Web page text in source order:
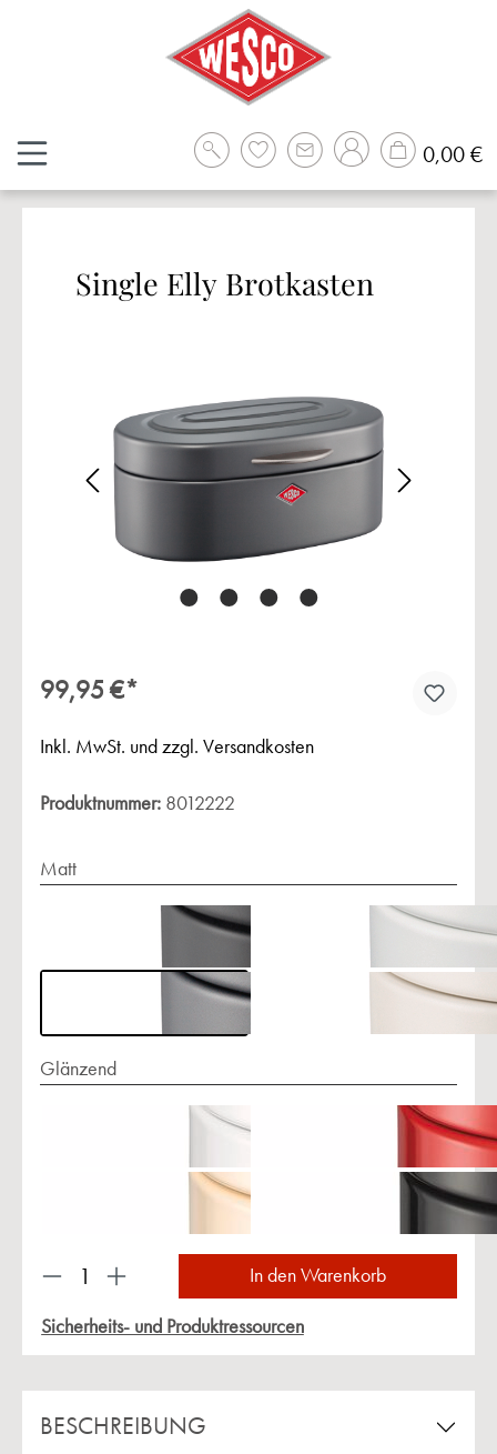
0,00 €
Single Elly Brotkasten
Bildergalerie überspringen
99,95 €*
Inkl. MwSt. und zzgl. Versandkosten
Produktnummer: 8012222
Matt
Glänzend
Produkt Anzahl: Gib den gewünschten Wert
In den Warenkorb
Sicherheits- und Produktressourcen
BESCHREIBUNG